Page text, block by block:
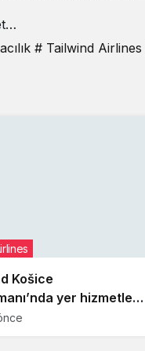
# Tailwind Airlines
Košice
yer hizmetleri
denetimi